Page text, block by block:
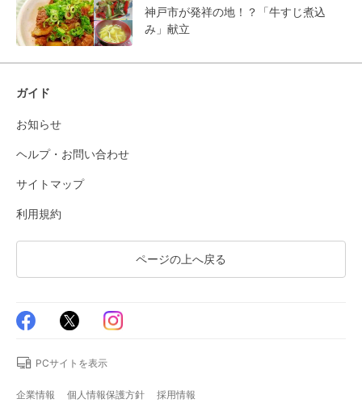
神戸市が発祥の地！？「牛すじ煮込
み」献立
ガイド
お知らせ
ヘルプ・お問い合わせ
サイトマップ
利用規約
ページの上へ戻る
PCサイトを表示
企業情報 個人情報保護方針 採用情報